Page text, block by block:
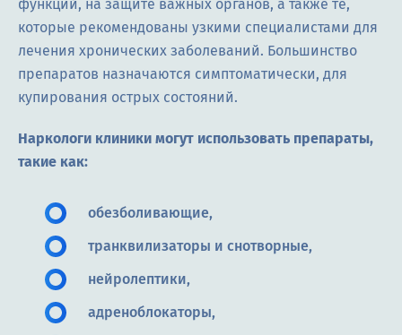
функций, на защите важных органов, а также те,
которые рекомендованы узкими специалистами для
лечения хронических заболеваний. Большинство
препаратов назначаются симптоматически, для
купирования острых состояний.
Наркологи клиники могут использовать препараты,
такие как:
обезболивающие,
транквилизаторы и снотворные,
нейролептики,
адреноблокаторы,